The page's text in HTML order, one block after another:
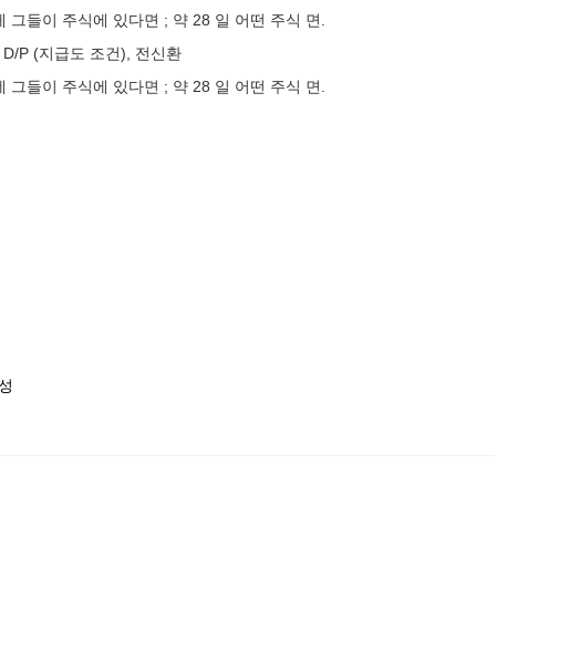
그들이 주식에 있다면 ; 약 28 일 어떤 주식 면.
P (지급도 조건), 전신환
그들이 주식에 있다면 ; 약 28 일 어떤 주식 면.